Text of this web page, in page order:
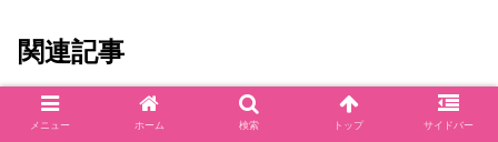
関連記事
ブスケツ(インテルマイアミ)の年
メニュー ホーム 検索 トップ サイドバー